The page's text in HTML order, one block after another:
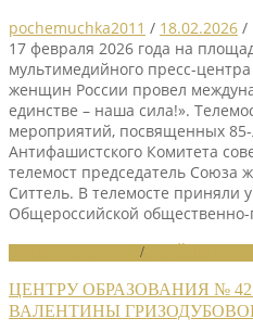
pochemuchka2011 / 18.02.2026 /
17 февраля 2026 года на
мультимедийного пресс-
женщин России провел
единстве – наша сила!».
мероприятий, посвященных
Антифашистского Комитета
телемост председатель
Ситтель. В телемосте приняли
Общероссийской общественно-
/
ЦЕНТРУ ОБРАЗОВАНИЯ №
ВАЛЕНТИНЫ